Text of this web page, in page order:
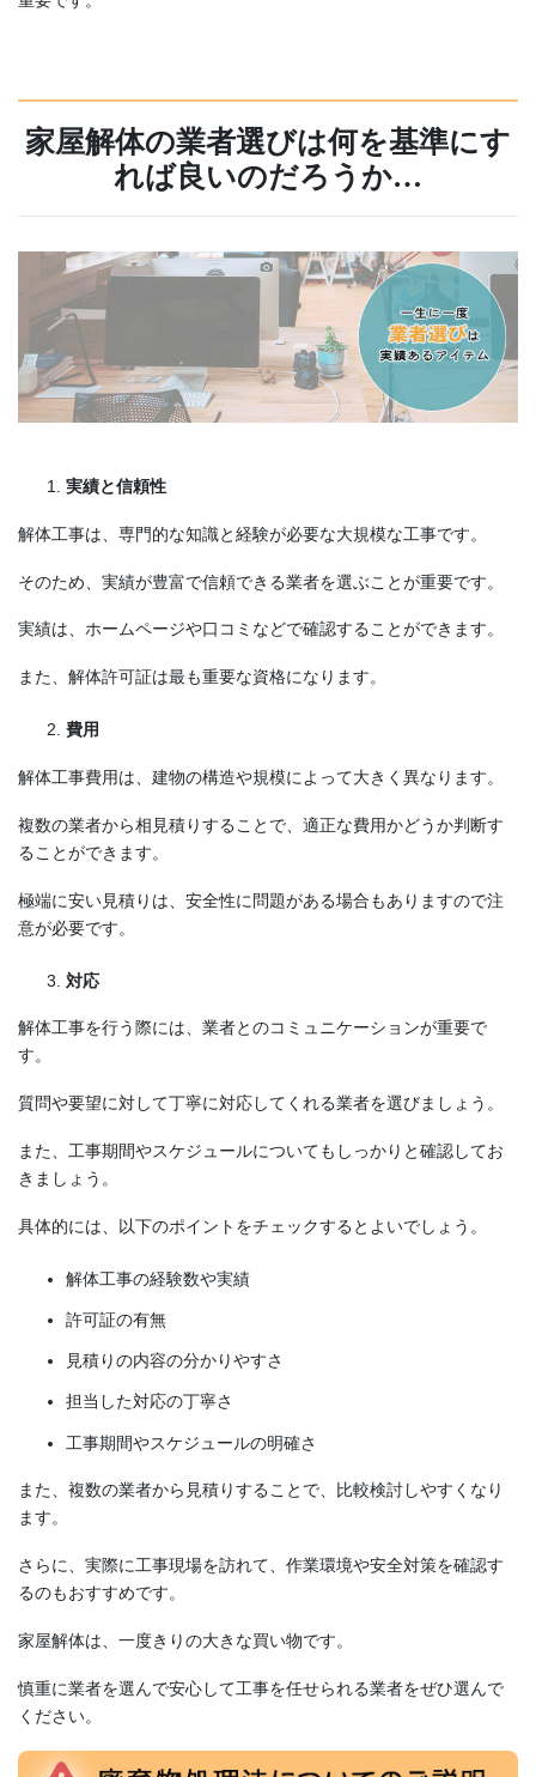
家屋解体の業者選びは何を基準にす
れば良いのだろうか…
実績と信頼性
解体工事は、専門的な知識と経験が必要な大規模な工事です。
そのため、実績が豊富で信頼できる業者を選ぶことが重要です。
実績は、ホームページや口コミなどで確認することができます。
また、解体許可証は最も重要な資格になります。
費用
解体工事費用は、建物の構造や規模によって大きく異なります。
複数の業者から相見積りすることで、適正な費用かどうか判断す
ることができます。
極端に安い見積りは、安全性に問題がある場合もありますので注
意が必要です。
対応
解体工事を行う際には、業者とのコミュニケーションが重要で
す。
質問や要望に対して丁寧に対応してくれる業者を選びましょう。
また、工事期間やスケジュールについてもしっかりと確認してお
きましょう。
具体的には、以下のポイントをチェックするとよいでしょう。
解体工事の経験数や実績
許可証の有無
見積りの内容の分かりやすさ
担当した対応の丁寧さ
工事期間やスケジュールの明確さ
また、複数の業者から見積りすることで、比較検討しやすくなり
ます。
さらに、実際に工事現場を訪れて、作業環境や安全対策を確認す
るのもおすすめです。
家屋解体は、一度きりの大きな買い物です。
慎重に業者を選んで安心して工事を任せられる業者をぜひ選んで
ください。